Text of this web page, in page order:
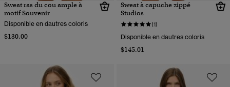
Sweat ras du cou ample à
motif Souvenir
Disponible en dautres coloris
$130.00
Sweat à capuche zippé
Studios
(1)
Disponible en dautres coloris
$145.01